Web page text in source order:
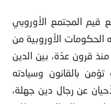
قيم المجتمع الأوروبي
الحكومات الأوروبية من
قرون عدّة، بين الدين
بالقانون وسيادته
عن رجال دين جهلة،